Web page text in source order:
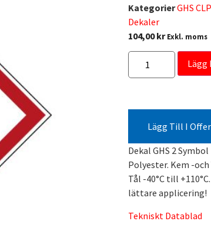
KategorierGHS
Dekaler
104,00kr Exkl. moms
Lägg
Lägg Till I
Dekal GHS 2
Polyester. Kem -
Tål -40°C till
lättare applicering!
Tekniskt Datablad